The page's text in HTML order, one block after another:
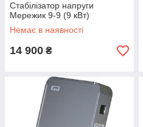
Стабілізатор напруги
Мережик 9-9 (9 кВт)
Немає в наявності
14 900 ₴